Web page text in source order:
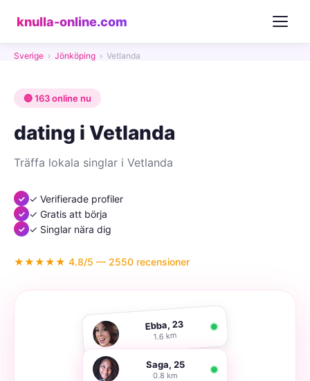
knulla-online.com
Sverige › Jönköping › Vetlanda
🔴 163 online nu
dating i Vetlanda
Träffa lokala singlar i Vetlanda
✓ Verifierade profiler
✓ Gratis att börja
✓ Singlar nära dig
★★★★★ 4.8/5 — 2550 recensioner
Ebba, 23
1.6 km
Saga, 25
0.8 km